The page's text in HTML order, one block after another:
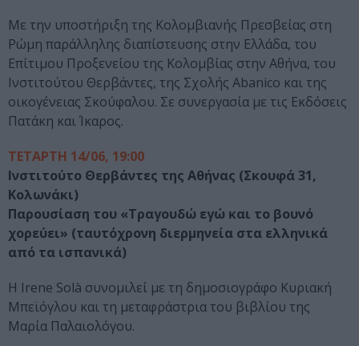
Με την υποστήριξη της Κολομβιανής Πρεσβείας στη
Ρώμη παράλληλης διαπίστευσης στην Ελλάδα, του
Επίτιμου Προξενείου της Κολομβίας στην Αθήνα, του
Ινστιτούτου Θερβάντες, της Σχολής Abanico και της
οικογένειας Σκούφαλου. Σε συνεργασία με τις Εκδόσεις
Πατάκη και Ίκαρος.
ΤΕΤΑΡΤΗ 14/06, 19:00
Ινστιτούτο Θερβάντες της Αθήνας (Σκουφά 31,
Κολωνάκι)
Παρουσίαση του «Τραγουδώ εγώ και το βουνό
χορεύει» (ταυτόχρονη διερμηνεία στα ελληνικά
από τα ισπανικά)
Η Irene Solà συνομιλεί με τη δημοσιογράφο Κυριακή
Μπεϊόγλου και τη μεταφράστρια του βιβλίου της
Μαρία Παλαιολόγου.